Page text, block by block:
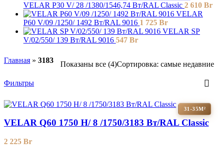
VELAR P30 V/ 28 /1380/1546,74 Вт/RAL Classic 2 610 Br
VELAR
P60 V/09 /1250/ 1492 Bт/RAL 9016 1 725 Br
VELAR SP
V/02/550/ 139 Bт/RAL 9016 547 Br
Главная » 3183 Показаны все (4)Сортировка: самые недавние
Фильтры
31-35М²
VELAR Q60 1750 H/ 8 /1750/3183 Вт/RAL Classic
2 225 Br